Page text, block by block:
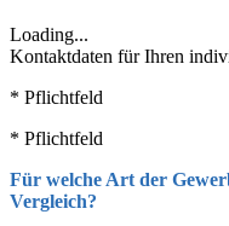
Loading...
Kontaktdaten für Ihren
* Pflichtfeld
* Pflichtfeld
Für welche Art der
Vergleich?